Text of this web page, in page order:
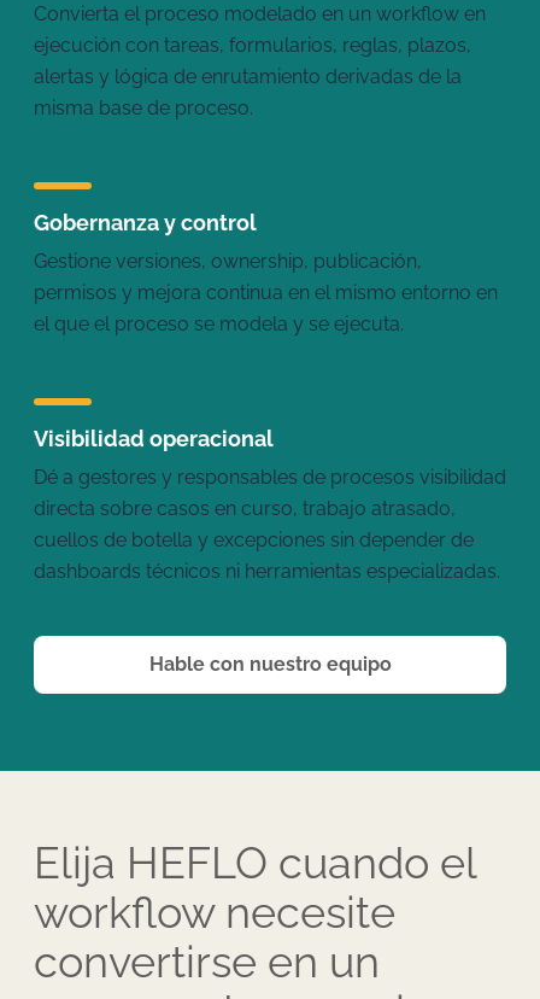
Convierta el proceso modelado en un workflow en
ejecución con tareas, formularios, reglas, plazos,
alertas y lógica de enrutamiento derivadas de la
misma base de proceso.
Gobernanza y control
Gestione versiones, ownership, publicación,
permisos y mejora continua en el mismo entorno en
el que el proceso se modela y se ejecuta.
Visibilidad operacional
Dé a gestores y responsables de procesos visibilidad
directa sobre casos en curso, trabajo atrasado,
cuellos de botella y excepciones sin depender de
dashboards técnicos ni herramientas especializadas.
Hable con nuestro equipo
Elija HEFLO cuando el
workflow necesite
convertirse en un